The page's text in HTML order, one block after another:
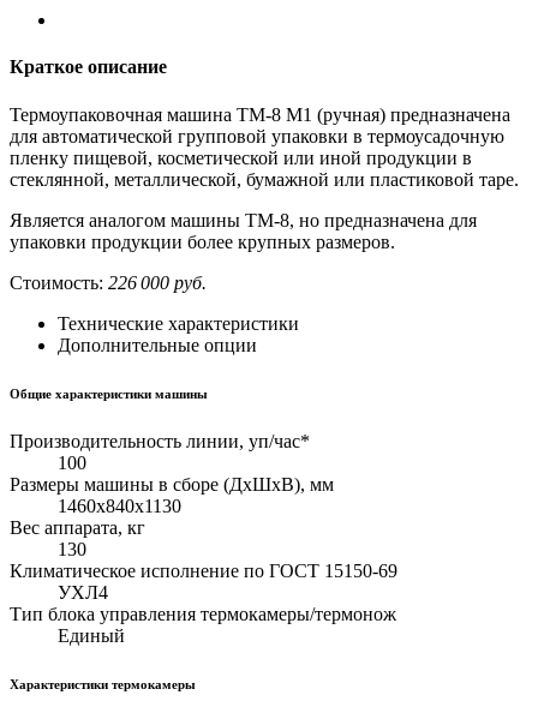
Краткое описание
Термоупаковочная машина ТМ-8 М1 (ручная) предназначена
для автоматической групповой упаковки в термоусадочную
пленку пищевой, косметической или иной продукции в
стеклянной, металлической, бумажной или пластиковой таре.
Является аналогом машины ТМ-8, но предназначена для
упаковки продукции более крупных размеров.
Стоимость: 226 000 руб.
Технические характеристики
Дополнительные опции
Общие характеристики машины
Производительность линии, уп/час*
100
Размеры машины в сборе (ДхШхВ), мм
1460х840х1130
Вес аппарата, кг
130
Климатическое исполнение по ГОСТ 15150-69
УХЛ4
Тип блока управления термокамеры/термонож
Единый
Характеристики термокамеры